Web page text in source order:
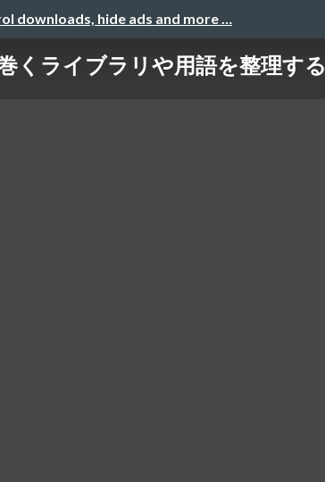
downloads, hide ads and more …
くライブラリや用語を整理する